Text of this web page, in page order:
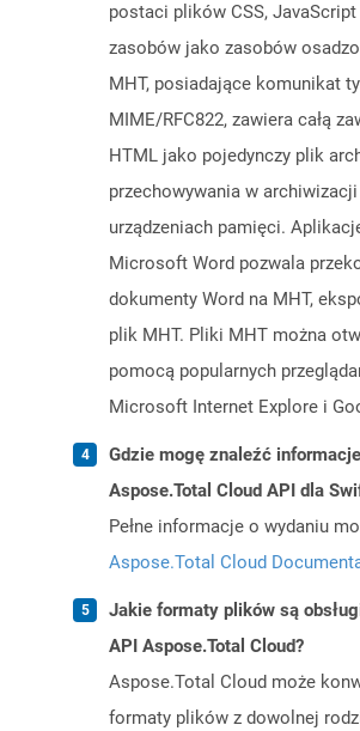
postaci plików CSS,
zasobów jako zasobów
MHT, posiadające komunikat
MIME/RFC822, zawiera całą
HTML jako pojedynczy plik
przechowywania w
urządzeniach pamięci.
Microsoft Word pozwala
dokumenty Word na MHT,
plik MHT. Pliki MHT można
pomocą popularnych
Microsoft Internet Explore i
Gdzie mogę znaleźć
Aspose.Total Cloud API dla
Pełne informacje o wydaniu
Aspose.Total Cloud
Jakie formaty plików są
API Aspose.Total Cloud?
Aspose.Total Cloud może
formaty plików z dowolnej